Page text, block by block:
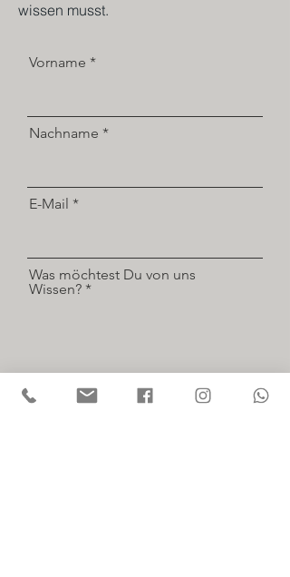
wissen musst.
Vorname
Nachname
E-Mail
Was möchtest Du von uns
Wissen?